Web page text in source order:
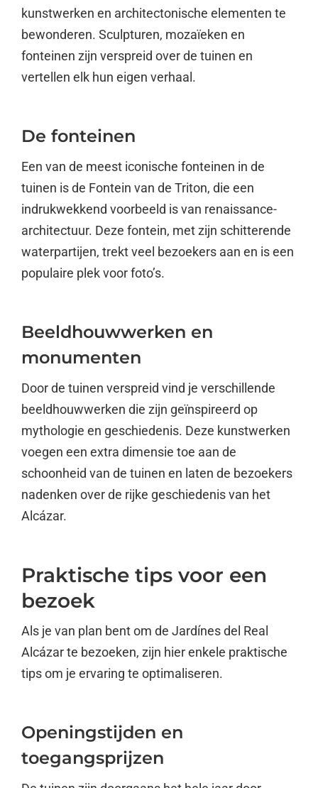
kunstwerken en architectonische elementen te
bewonderen. Sculpturen, mozaïeken en
fonteinen zijn verspreid over de tuinen en
vertellen elk hun eigen verhaal.
De fonteinen
Een van de meest iconische fonteinen in de
tuinen is de Fontein van de Triton, die een
indrukwekkend voorbeeld is van renaissance-
architectuur. Deze fontein, met zijn schitterende
waterpartijen, trekt veel bezoekers aan en is een
populaire plek voor foto’s.
Beeldhouwwerken en
monumenten
Door de tuinen verspreid vind je verschillende
beeldhouwwerken die zijn geïnspireerd op
mythologie en geschiedenis. Deze kunstwerken
voegen een extra dimensie toe aan de
schoonheid van de tuinen en laten de bezoekers
nadenken over de rijke geschiedenis van het
Alcázar.
Praktische tips voor een
bezoek
Als je van plan bent om de Jardínes del Real
Alcázar te bezoeken, zijn hier enkele praktische
tips om je ervaring te optimaliseren.
Openingstijden en
toegangsprijzen